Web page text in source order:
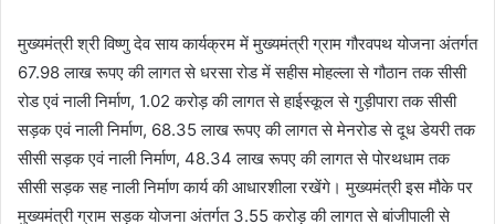
मुख्यमंत्री श्री विष्णु देव साय कार्यक्रम में मुख्यमंत्री ग्राम गौरवपथ योजना अंतर्गत
67.98 लाख रूपए की लागत से धरसा रोड में सहीस मोहल्ला से गौठान तक सीसी
रोड एवं नाली निर्माण, 1.02 करोड़ की लागत से हाईस्कूल से गुड़ीपारा तक सीसी
सड़क एवं नाली निर्माण, 68.35 लाख रूपए की लागत से मेनरोड से दूध डेयरी तक
सीसी सड़क एवं नाली निर्माण, 48.34 लाख रूपए की लागत से पोरथधाम तक
सीसी सड़क सह नाली निर्माण कार्य की आधारशीला रखेंगे। मुख्यमंत्री इस मौके पर
मुख्यमंत्री ग्राम सड़क योजना अंतर्गत 3.55 करोड़ की लागत से बांजीपाली से